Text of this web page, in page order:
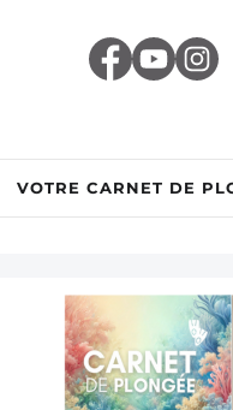
VOTRE CARNET DE